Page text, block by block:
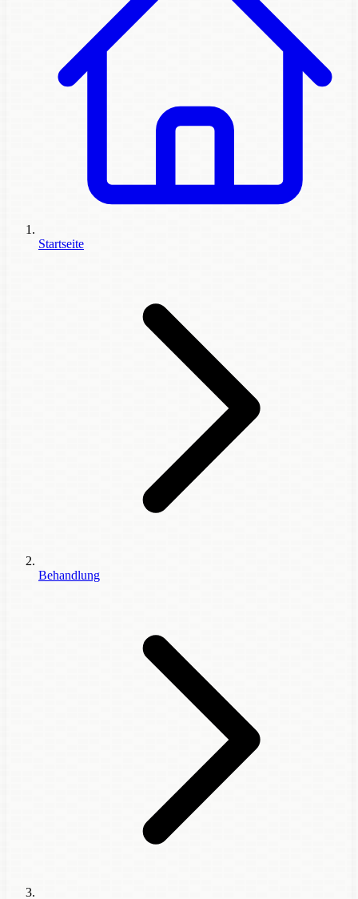
Startseite
Behandlung